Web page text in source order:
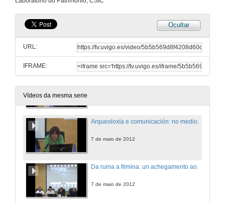
Ocultar
URL:
IFRAME:
Vídeos da mesma serie
Presentación da Mesa Redonda
7 de maio de 2012
Errar e inevitable. A independencia da redacción e a nosa dependencia do público
Arqueoloxía e comunicación: no medio sen remedio e con moito medo
7 de maio de 2012
7 de maio de 2012